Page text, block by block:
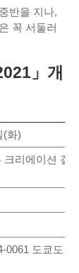
반을 지나,
꼭 서둘러
」개
(화)
리에이션 갤
0061 도쿄도